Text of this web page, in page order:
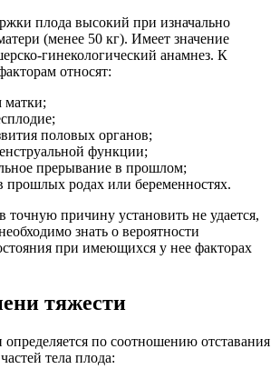
плода высокий при изначально
(менее 50 кг). Имеет значение
гинекологический анамнез. К
относят:
матки;
половых органов;
функции;
прерывание в прошлом;
прошлых родах или беременностях.
точную причину установить не удается,
знать о вероятности
при имеющихся у нее факторах
тяжести
по соотношению отставания
тела плода: